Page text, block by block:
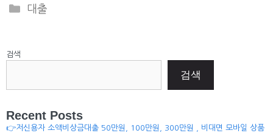
Categories
대출
검색
검색
Recent Posts
👉저신용자 소액비상금대출 50만원, 100만원, 300만원 , 비대면 모바일 상품